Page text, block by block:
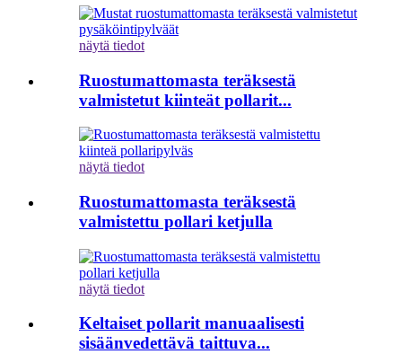
näytä tiedot
Ruostumattomasta teräksestä
valmistetut kiinteät pollarit...
näytä tiedot
Ruostumattomasta teräksestä
valmistettu pollari ketjulla
näytä tiedot
Keltaiset pollarit manuaalisesti
sisäänvedettävä taittuva...